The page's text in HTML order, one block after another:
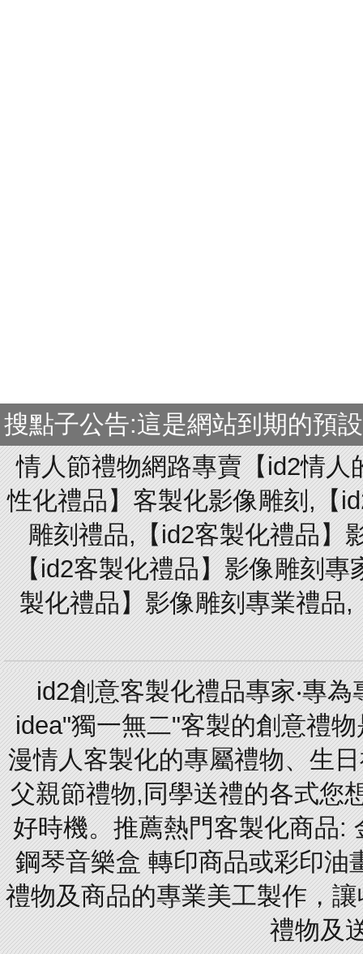
搜點子公告:這是網站到期的預
情人節禮物網路專賣【id2情
性化禮品】客製化影像雕刻,【
雕刻禮品,【id2客製化禮品】
【id2客製化禮品】影像雕刻
製化禮品】影像雕刻專業禮品
id2創意客製化禮品專家‧專
idea"獨一無二"客製的創意禮
漫情人客製化的專屬禮物、生
父親節禮物,同學送禮的各式您
好時機。推薦熱門客製化商品:
鋼琴音樂盒 轉印商品或彩印油
禮物及商品的專業美工製作，
禮物及